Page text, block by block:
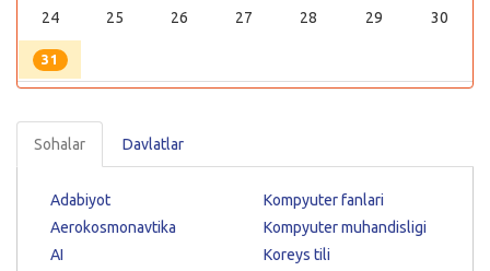
24 25 26 27 28 29 30
31
Sohalar Davlatlar
Adabiyot
Aerokosmonavtika
AI
Kompyuter fanlari
Kompyuter muhandisligi
Koreys tili